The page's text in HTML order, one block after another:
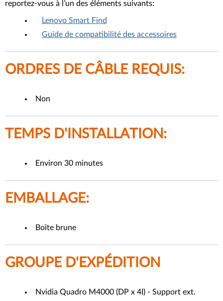
reportez-vous à l’un des éléments suivants:
Lenovo Smart Find
Guide de compatibilité des accessoires
ORDRES DE CÂBLE REQUIS:
Non
TEMPS D'INSTALLATION:
Environ 30 minutes
EMBALLAGE:
Boîte brune
GROUPE D'EXPÉDITION
Nvidia Quadro M4000 (DP x 4I) - Support ext.